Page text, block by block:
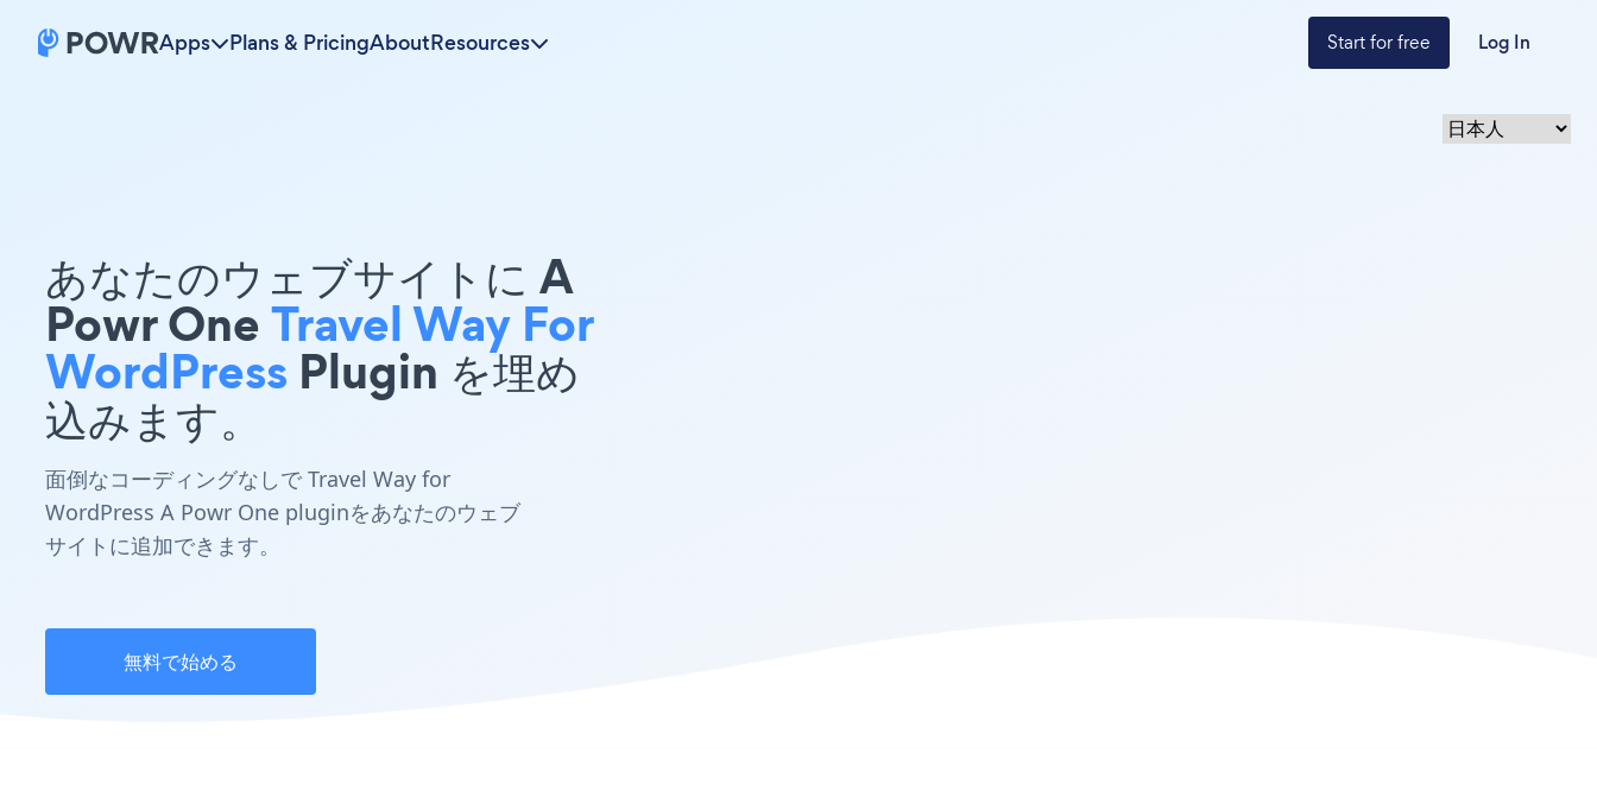
Apps Plans & PricingAboutResources Start for free Log In
あなたのウェブサイトに A
Powr OneTravel Way For
WordPress Plugin を埋め
込みます。
面倒なコーディングなしで Travel Way for
WordPress A Powr One pluginをあなたのウェブ
サイトに追加できます。
無料で始める